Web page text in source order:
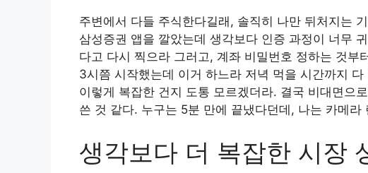
주변에서 다들 주식한다길래, 솔직히 나만 뒤처지는
삼성증권 앱을 깔았는데 생각보다 인증 과정이 너무
다고 다시 찍으라 그러고, 계좌 비밀번호 정하는 것부
3시쯤 시작했는데 이거 하느라 저녁 먹을 시간까지
이렇게 복잡한 건지 도통 모르겠더라. 결국 비대면으
쓴 것 같다. 누구는 5분 만에 끝냈다던데, 나는 카메
생각보다 더 복잡한 시장